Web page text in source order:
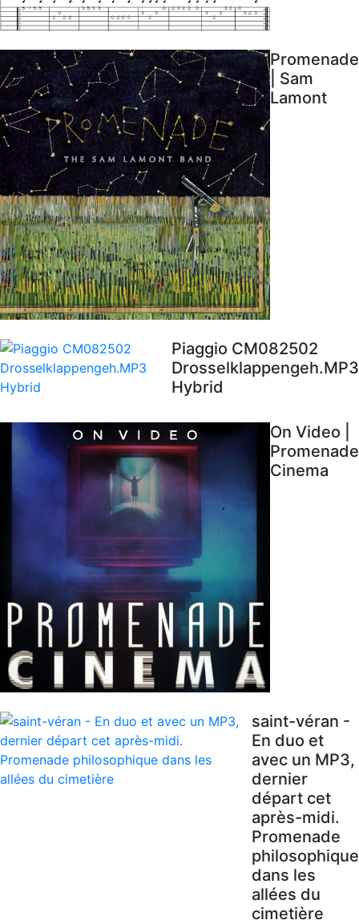
Promenade
| Sam
Lamont
Piaggio CM082502
Drosselklappengeh.MP3
Hybrid
On Video |
Promenade
Cinema
saint-véran -
En duo et
avec un MP3,
dernier
départ cet
après-midi.
Promenade
philosophique
dans les
allées du
cimetière